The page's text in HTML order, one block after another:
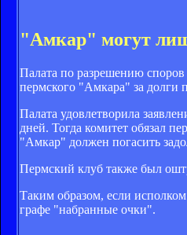
"Амкар" могут
Палата по разрешению
пермского "Амкара" за
Палата удовлетворила
дней. Тогда комитет обязал
"Амкар" должен погасить
Пермский клуб также был
Таким образом, если
графе "набранные очки".